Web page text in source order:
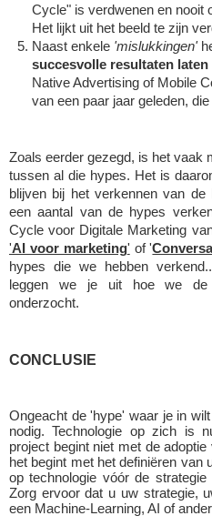
Cycle" is verdwenen en nooit
Het lijkt uit het beeld te zijn
Naast enkele 'mislukkingen'
succesvolle resultaten laten
Native Advertising of Mobile
van een paar jaar geleden,
Zoals eerder gezegd, is het vaak
tussen al die hypes. Het is
blijven bij het verkennen van
een aantal van de hypes
Cycle voor Digitale Marketing
'AI voor marketing' of '
hypes die we hebben
leggen we je uit hoe we de
onderzocht.
CONCLUSIE
Ongeacht de 'hype' waar je in
nodig. Technologie op zich is
project begint niet met de
het begint met het definiëren van
op technologie vóór de
Zorg ervoor dat u uw strategie,
een Machine-Learning, AI of